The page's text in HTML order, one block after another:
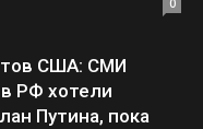
0
США: СМИ
в РФ хотели
Путина, пока